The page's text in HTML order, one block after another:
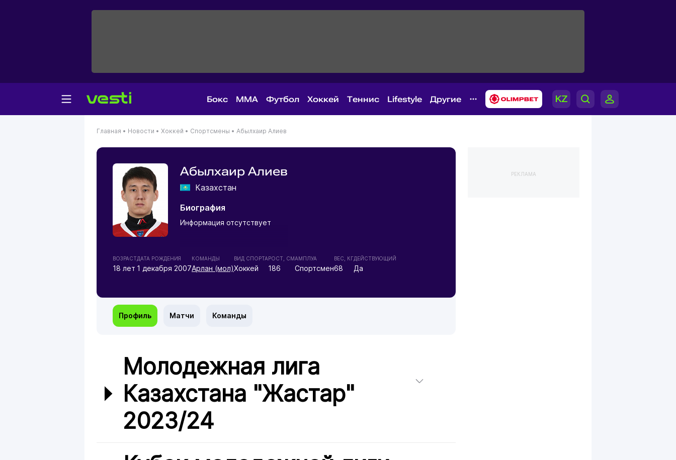
Бокс MMA Футбол Хоккей Теннис Lifestyle Другие
Главная • Новости • Хоккей • Спортсмены • Абылхаир Алиев
Абылхаир Алиев
Казахстан
Биография
Информация отсутствует
ВОЗРАСТ
18 лет
ДАТА РОЖДЕНИЯ
1 декабря 2007
КОМАНДЫ
Арлан (мол)
ВИД СПОРТА
Хоккей
РОСТ, СМ
186
АМПЛУА
Спортсмен
ВЕС, КГ
68
ДЕЙСТВУЮЩИЙ
Да
Профиль Матчи Команды
Молодежная лига
Казахстана "Жастар"
2023/24
РЕКЛАМА